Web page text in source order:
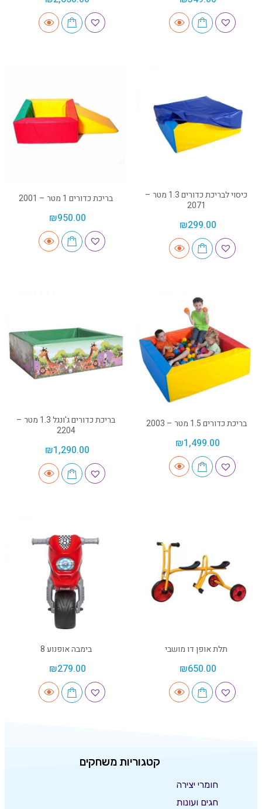
כיסוי לבריכת כדורים 1.3 מטר –
2071
₪299.00
בריכת כדורים 1 מטר – 2001
₪950.00
בריכת כדורים 1.5 מטר – 2003
₪1,499.00
בריכת כדורים ג'ונגל 1.3 מטר –
2204
₪1,290.00
תלת אופן דו מושבי
₪650.00
בימבה אופנוע 8
₪279.00
קטגוריות משחקים
חומרי יצירה
חגים ועונות